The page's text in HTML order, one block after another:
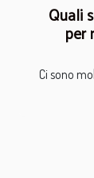
Quali
per
Ci sono